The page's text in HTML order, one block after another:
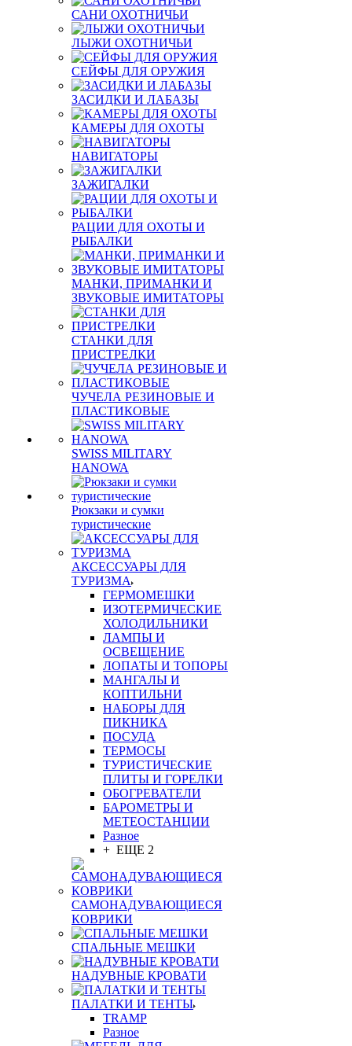
САНИ ОХОТНИЧЬИ
ЛЫЖИ ОХОТНИЧЬИ
СЕЙФЫ ДЛЯ ОРУЖИЯ
ЗАСИДКИ И ЛАБАЗЫ
КАМЕРЫ ДЛЯ ОХОТЫ
НАВИГАТОРЫ
ЗАЖИГАЛКИ
РАЦИИ ДЛЯ ОХОТЫ И
РЫБАЛКИ
МАНКИ, ПРИМАНКИ И
ЗВУКОВЫЕ ИМИТАТОРЫ
СТАНКИ ДЛЯ
ПРИСТРЕЛКИ
ЧУЧЕЛА РЕЗИНОВЫЕ И
ПЛАСТИКОВЫЕ
SWISS MILITARY
HANOWA
Рюкзаки и сумки
туристические
АКСЕССУАРЫ ДЛЯ
ТУРИЗМА
ГЕРМОМЕШКИ
ИЗОТЕРМИЧЕСКИЕ
ХОЛОДИЛЬНИКИ
ЛАМПЫ И
ОСВЕЩЕНИЕ
ЛОПАТЫ И ТОПОРЫ
МАНГАЛЫ И
КОПТИЛЬНИ
НАБОРЫ ДЛЯ
ПИКНИКА
ПОСУДА
ТЕРМОСЫ
ТУРИСТИЧЕСКИЕ
ПЛИТЫ И ГОРЕЛКИ
ОБОГРЕВАТЕЛИ
БАРОМЕТРЫ И
МЕТЕОСТАНЦИИ
Разное
+ ЕЩЕ 2
САМОНАДУВАЮЩИЕСЯ
КОВРИКИ
СПАЛЬНЫЕ МЕШКИ
НАДУВНЫЕ КРОВАТИ
ПАЛАТКИ И ТЕНТЫ
TRAMP
Разное